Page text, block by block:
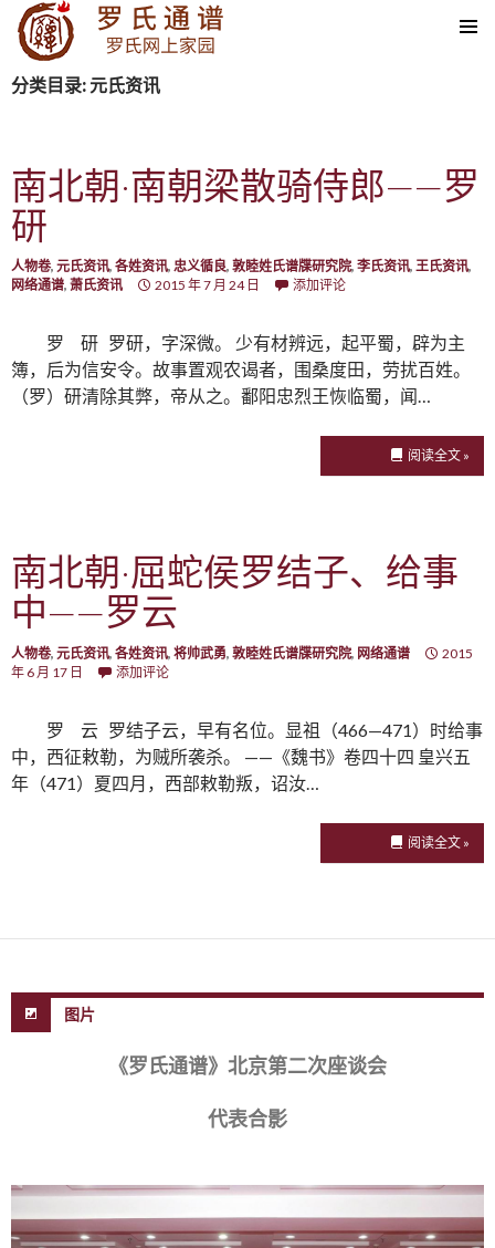
SKIP TO CONTENT
分类目录: 元氏资讯
南北朝·南朝梁散骑侍郎——罗
研
人物卷, 元氏资讯, 各姓资讯, 忠义循良, 敦睦姓氏谱牒研究院, 李氏资讯, 王氏资讯,
网络通谱, 萧氏资讯 2015 年 7 月 24 日 添加评论
罗 研 罗研，字深微。 少有材辨远，起平蜀，辟为主
簿，后为信安令。故事置观农谒者，围桑度田，劳扰百姓。
（罗）研清除其弊，帝从之。鄱阳忠烈王恢临蜀，闻…
阅读全文 »
南北朝·屈蛇侯罗结子、给事
中——罗云
人物卷, 元氏资讯, 各姓资讯, 将帅武勇, 敦睦姓氏谱牒研究院, 网络通谱
2015
年 6 月 17 日
添加评论
罗 云 罗结子云，早有名位。显祖（466—471）时给事
中，西征敕勒，为贼所袭杀。 ——《魏书》卷四十四 皇兴五
年（471）夏四月，西部敕勒叛，诏汝…
阅读全文 »
图片
《罗氏通谱》北京第二次座谈会
代表合影